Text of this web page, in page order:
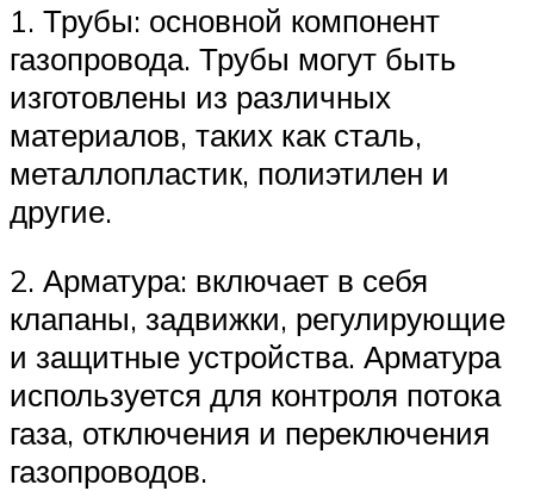
1. Трубы: основной компонент
газопровода. Трубы могут быть
изготовлены из различных
материалов, таких как сталь,
металлопластик, полиэтилен и
другие.
2. Арматура: включает в себя
клапаны, задвижки, регулирующие
и защитные устройства. Арматура
используется для контроля потока
газа, отключения и переключения
газопроводов.